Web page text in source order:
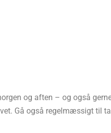
og aften – og også
Gå også regelmæssigt til